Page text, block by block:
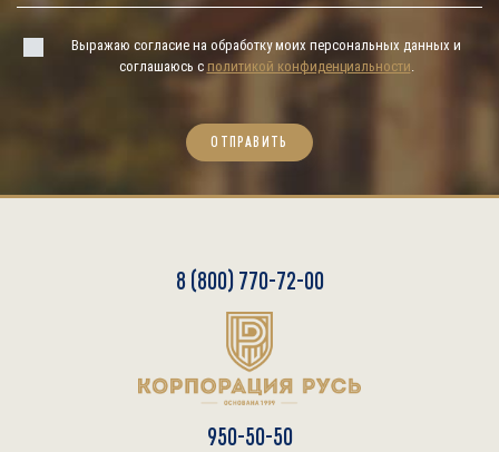
Выражаю согласие на обработку моих персональных данных и
соглашаюсь с политикой конфиденциальности
ОТПРАВИТЬ
8 (800) 770-72-00
950-50-50